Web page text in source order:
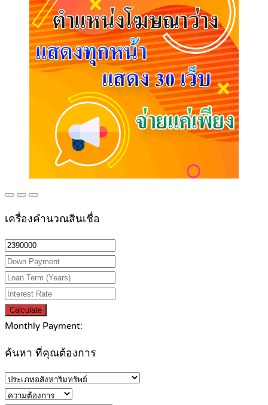
เครื่องคำนวณสินเชื่อ
Calculate
Monthly Payment:
ค้นหา ที่คุณต้องการ